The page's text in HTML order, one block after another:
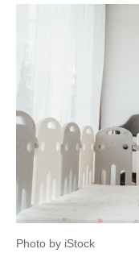
Photo by iStock